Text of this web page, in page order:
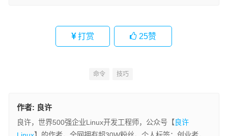
打赏 25赞
命令 技巧
作者: 良许
良许，世界500强企业Linux开发工程师，公众号【 良许